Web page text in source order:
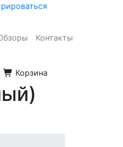
Контакты
Корзина